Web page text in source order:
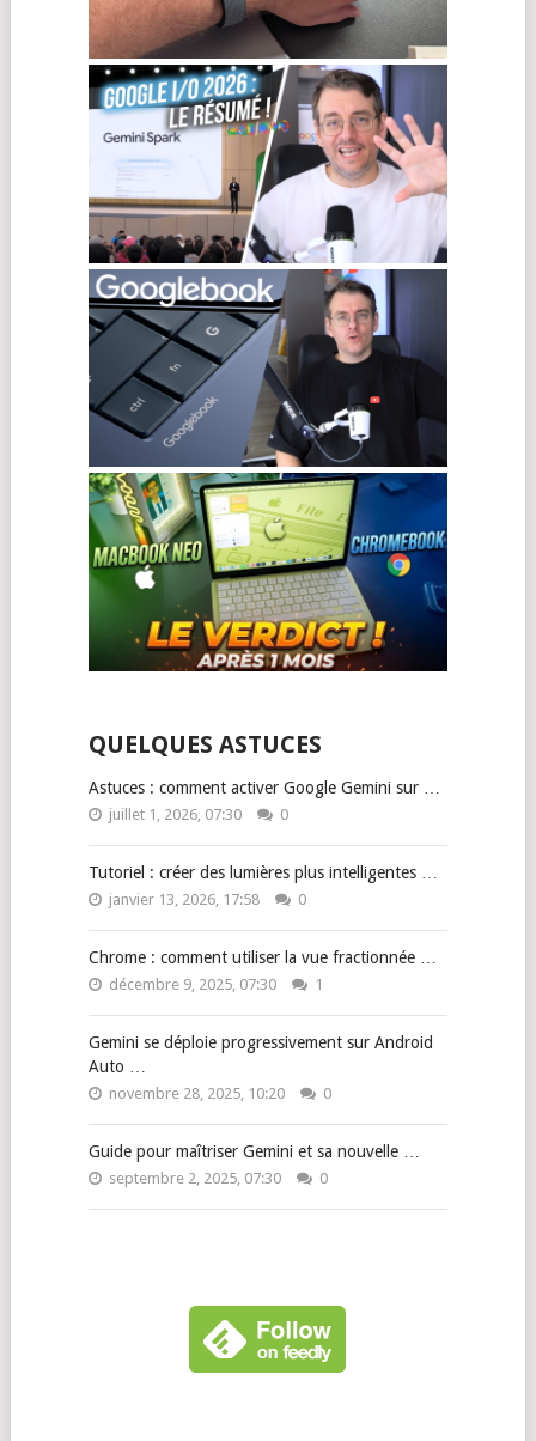
QUELQUES ASTUCES
Astuces : comment activer Google Gemini sur …
juillet 1, 2026, 07:30 0
Tutoriel : créer des lumières plus intelligentes …
janvier 13, 2026, 17:58 0
Chrome : comment utiliser la vue fractionnée …
décembre 9, 2025, 07:30 1
Gemini se déploie progressivement sur Android
Auto …
novembre 28, 2025, 10:20 0
Guide pour maîtriser Gemini et sa nouvelle …
septembre 2, 2025, 07:30 0